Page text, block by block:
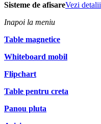
Sisteme de afisareVezi detalii
Inapoi la meniu
Table magnetice
Whiteboard mobil
Flipchart
Table pentru creta
Panou pluta